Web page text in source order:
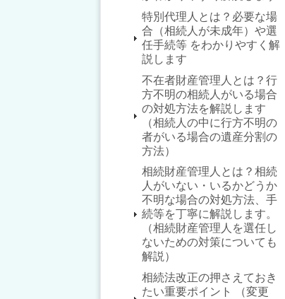
特別代理人とは？必要な場
合（相続人が未成年）や選
任手続等 をわかりやすく解
説します
不在者財産管理人とは？行
方不明の相続人がいる場合
の対処方法を解説します
（相続人の中に行方不明の
者がいる場合の遺産分割の
方法）
相続財産管理人とは？相続
人がいない・いるかどうか
不明な場合の対処方法、手
続等を丁寧に解説します。
（相続財産管理人を選任し
ないための対策についても
解説）
相続法改正の押さえておき
たい重要ポイント （変更